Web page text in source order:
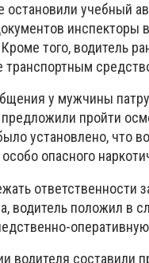
остановили учебный
инспекторы
того, водитель
транспортным
у мужчины
предложили пройти
установлено, что
опасного
ответственности
водитель положил в
водителя составили